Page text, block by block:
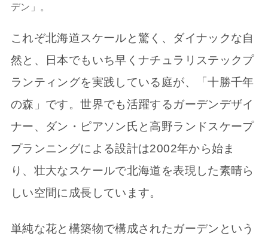
デン」。
これぞ北海道スケールと驚く、ダイナックな自
然と、日本でもいち早くナチュラリステックプ
ランティングを実践している庭が、「十勝千年
の森」です。世界でも活躍するガーデンデザイ
ナー、ダン・ピアソン氏と高野ランドスケープ
プランニングによる設計は2002年から始ま
り、壮大なスケールで北海道を表現した素晴ら
しい空間に成長しています。
単純な花と構築物で構成されたガーデンという